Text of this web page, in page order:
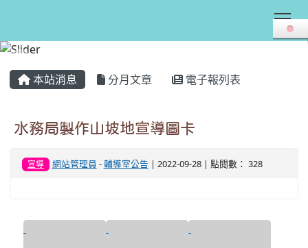
本站消息 分月文章 電子報列表
水務局製作山坡地宣導圖卡
宣導 網站管理員 -輔導室公告 | 2022-09-28 | 點閱數： 328